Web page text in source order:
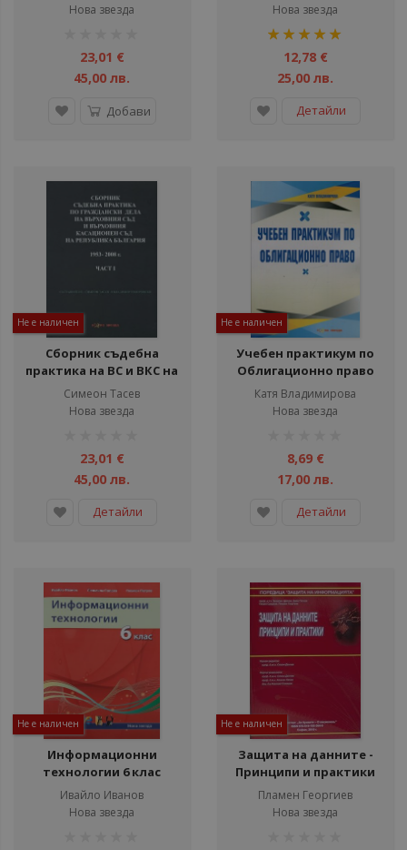
на ВКС на Р България с
особените мнения към
Нова звезда
23,01 €
45,00 лв.
Добави
Нова звезда
рейтинг:
100%12,78 €
25,00 лв.
Детайли
Не е наличен
Сборник съдебна
практика на ВС и ВКС на
Р България 1953-2008 г.
Част 1
Симеон Тасев
Нова звезда
23,01 €
45,00 лв.
Детайли
Не е наличен
Учебен практикум по
Облигационно право
Катя Владимирова
Нова звезда
8,69 €
17,00 лв.
Детайли
Не е наличен
Информационни
технологии 6 клас
Ивайло Иванов
Нова звезда
Не е наличен
Защита на данните -
Принципи и практики
Пламен Георгиев
Нова звезда